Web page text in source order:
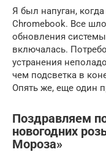
Я был напуган,
Chromebook. Все
обновления
включалась.
устранения
чем подсветка в
Опять же, еще один
Поздравляем
новогодних
Мороза»